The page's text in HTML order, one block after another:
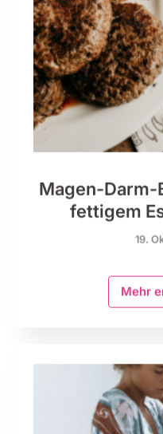
Magen-Darm-
fettigem
19.
Mehr